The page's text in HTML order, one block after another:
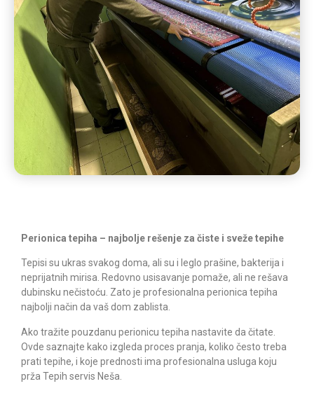
Perionica tepiha – najbolje rešenje za čiste i sveže tepihe
Tepisi su ukras svakog doma, ali su i leglo prašine, bakterija i
neprijatnih mirisa. Redovno usisavanje pomaže, ali ne rešava
dubinsku nečistoću. Zato je profesionalna perionica tepiha
najbolji način da vaš dom zablista.
Ako tražite pouzdanu perionicu tepiha nastavite da čitate.
Ovde saznajte kako izgleda proces pranja, koliko često treba
prati tepihe, i koje prednosti ima profesionalna usluga koju
prža Tepih servis Neša.